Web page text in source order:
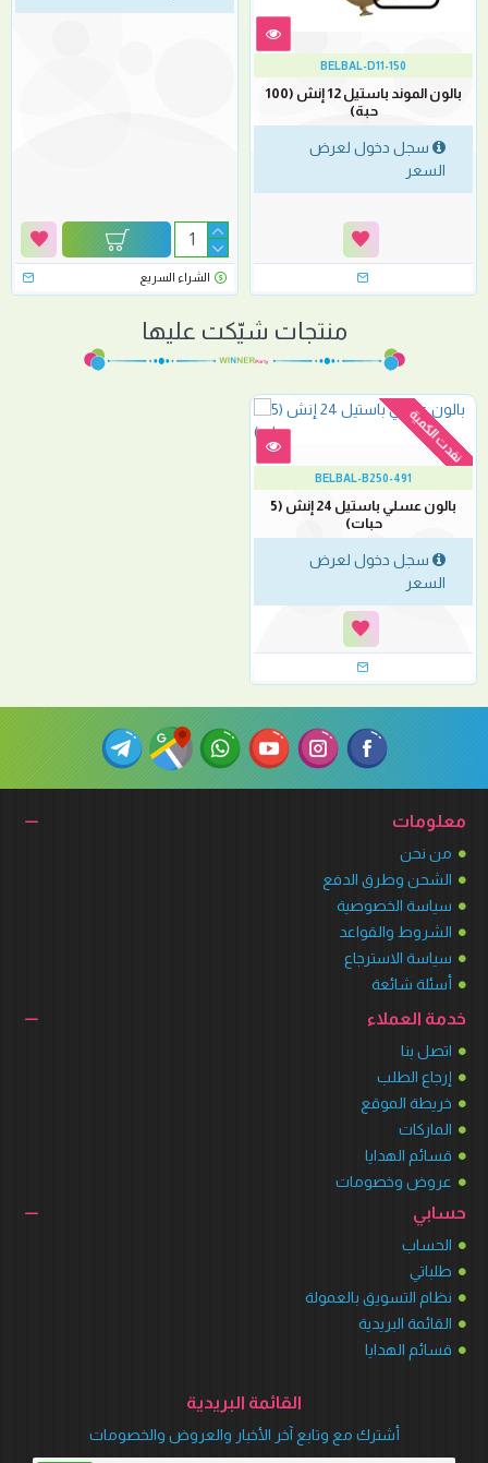
BELBAL-D11-150
بالون الموند باستيل 12 إنش (100
حبة)
سجل دخول لعرض
السعر
الشراء السريع
منتجات شيّكت عليها
نفدت الكمية
BELBAL-B250-491
بالون عسلي باستيل 24 إنش (5
حبات)
سجل دخول لعرض
السعر
معلومات
من نحن
الشحن وطرق الدفع
سياسة الخصوصية
الشروط والقواعد
سياسة الاسترجاع
أسئلة شائعة
خدمة العملاء
اتصل بنا
إرجاع الطلب
خريطة الموقع
الماركات
قسائم الهدايا
عروض وخصومات
حسابي
الحساب
طلباتي
نظام التسويق بالعمولة
القائمة البريدية
قسائم الهدايا
القائمة البريدية
أشترك مع وتابع آخر الأخبار والعروض والخصومات